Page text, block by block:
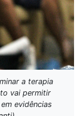
a terapia
vai permitir
evidências